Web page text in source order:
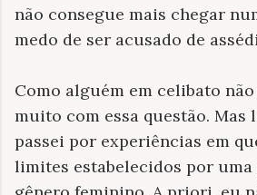
não consegue mais chegar
medo de ser acusado de
Como alguém em celibato
muito com essa questão. Mas
passei por experiências em
limites estabelecidos por uma